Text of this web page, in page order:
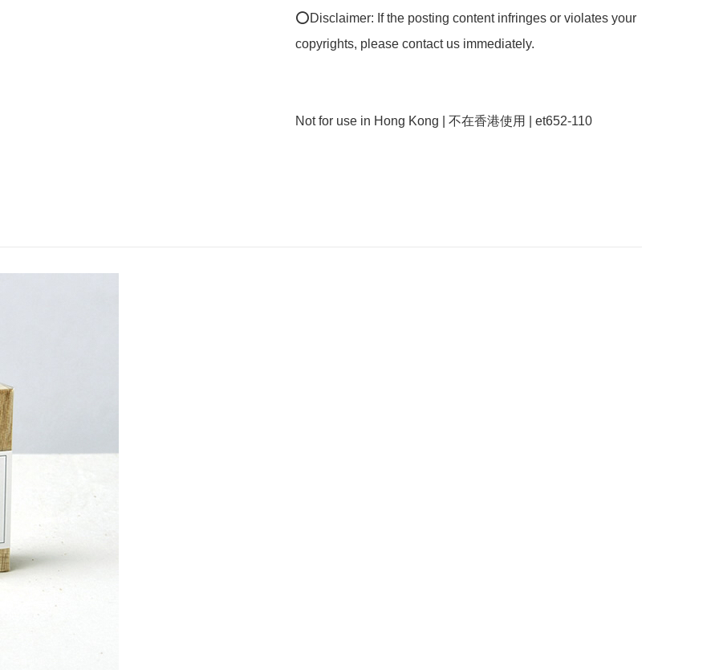
⭕Disclaimer: If the posting content infringes or violates your
copyrights, please contact us immediately.
Not for use in Hong Kong | 不在香港使用 | et652-110